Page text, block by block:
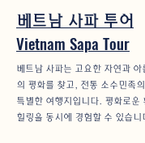
베트남 사파 투어
Vietnam Sapa Tour
베트남 사파는 고요한 자연과
의 평화를 찾고, 전통 소수민족
특별한 여행지입니다. 평화로운
힐링을 동시에 경험할 수 있습니